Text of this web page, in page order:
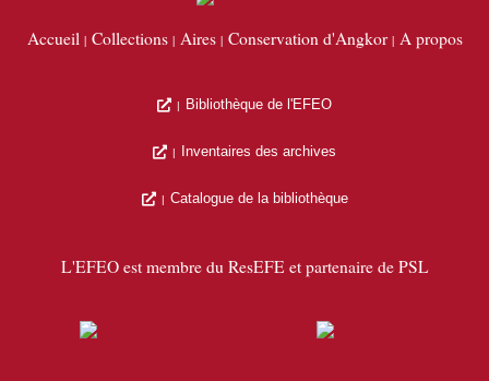
Accueil Collections Aires Conservation d'Angkor A propos
Bibliothèque de l'EFEO
Inventaires des archives
Catalogue de la bibliothèque
L'EFEO est membre du ResEFE et partenaire de PSL